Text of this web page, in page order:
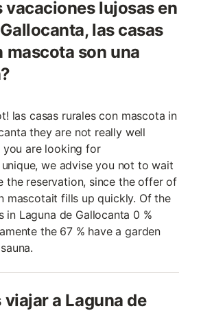
vacaciones lujosas en
las casas
mascota son una
las casas rurales con mascota in
they are not really well
you are looking for
we advise you not to wait
the reservation, since the offer of
mascotait fills up quickly. Of the
in Laguna de Gallocanta 0 %
the 67 % have a garden
viajar a Laguna de